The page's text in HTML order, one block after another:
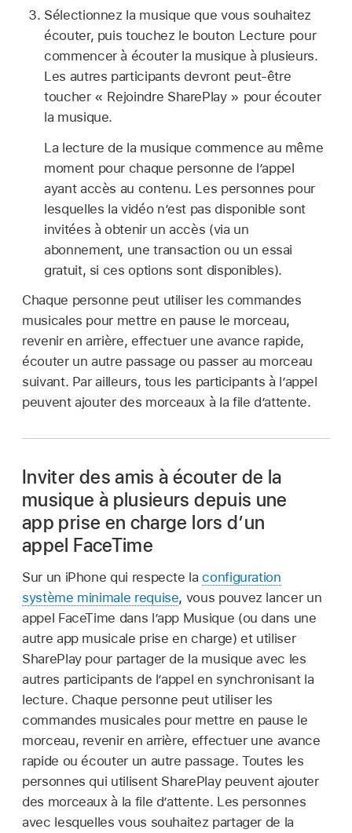
Sélectionnez la musique que vous souhaitez
écouter, puis touchez le bouton Lecture pour
commencer à écouter la musique à plusieurs.
Les autres participants devront peut-être
toucher « Rejoindre SharePlay » pour écouter
la musique.
La lecture de la musique commence au même
moment pour chaque personne de l’appel
ayant accès au contenu. Les personnes pour
lesquelles la vidéo n’est pas disponible sont
invitées à obtenir un accès (via un
abonnement, une transaction ou un essai
gratuit, si ces options sont disponibles).
Chaque personne peut utiliser les commandes
musicales pour mettre en pause le morceau,
revenir en arrière, effectuer une avance rapide,
écouter un autre passage ou passer au morceau
suivant. Par ailleurs, tous les participants à l’appel
peuvent ajouter des morceaux à la file d’attente.
Inviter des amis à écouter de la
musique à plusieurs depuis une
app prise en charge lors d’un
appel FaceTime
Sur un iPhone qui respecte laconfiguration
système minimale requise, vous pouvez lancer un
appel FaceTime dans l’app Musique (ou dans une
autre app musicale prise en charge) et utiliser
SharePlay pour partager de la musique avec les
autres participants de l’appel en synchronisant la
lecture. Chaque personne peut utiliser les
commandes musicales pour mettre en pause le
morceau, revenir en arrière, effectuer une avance
rapide ou écouter un autre passage. Toutes les
personnes qui utilisent SharePlay peuvent ajouter
des morceaux à la file d’attente. Les personnes
avec lesquelles vous souhaitez partager de la